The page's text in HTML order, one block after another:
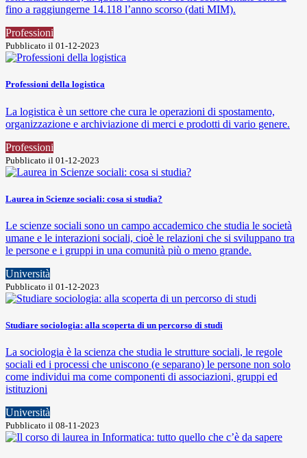
fino a raggiungerne 14.118 l’anno scorso (dati MIM).
Professioni
Pubblicato il 01-12-2023
Professioni della logistica
La logistica è un settore che cura le operazioni di spostamento,
organizzazione e archiviazione di merci e prodotti di vario genere.
Professioni
Pubblicato il 01-12-2023
Laurea in Scienze sociali: cosa si studia?
Le scienze sociali sono un campo accademico che studia le società
umane e le interazioni sociali, cioè le relazioni che si sviluppano tra
le persone e i gruppi in una comunità più o meno grande.
Università
Pubblicato il 01-12-2023
Studiare sociologia: alla scoperta di un percorso di studi
La sociologia è la scienza che studia le strutture sociali, le regole
sociali ed i processi che uniscono (e separano) le persone non solo
come individui ma come componenti di associazioni, gruppi ed
istituzioni
Università
Pubblicato il 08-11-2023